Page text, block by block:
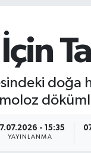
doğa
- 15:35
YAYINLANMA